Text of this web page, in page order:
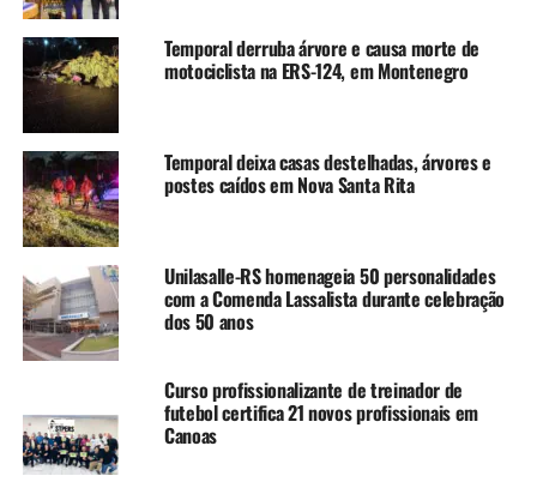
NÃO SE ESQUEÇA
ATENÇÃO: Prefeitura de Canoas alerta para evacuação
imediata dos bairros Fátima e Mathias Velho
Temporal derruba árvore e causa morte de
motociclista na ERS-124, em Montenegro
Temporal deixa casas destelhadas, árvores e
postes caídos em Nova Santa Rita
Unilasalle-RS homenageia 50 personalidades
com a Comenda Lassalista durante celebração
dos 50 anos
Curso profissionalizante de treinador de
futebol certifica 21 novos profissionais em
Canoas